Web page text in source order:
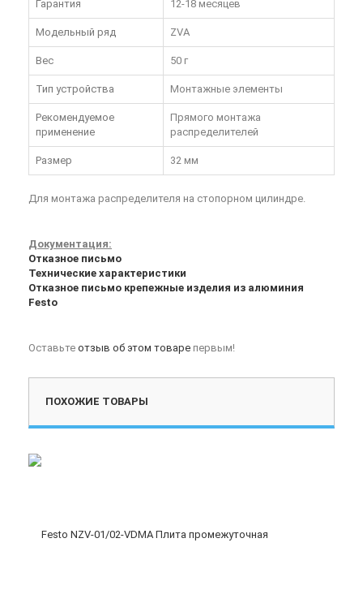
Гарантия 12-18 месяцев
Модельный ряд ZVA
Вес 50 г
Тип устройства Монтажные элементы
Рекомендуемое
применение
Прямого монтажа
распределителей
Размер 32 мм
Для монтажа распределителя на стопорном цилиндре.
Документация:
Отказное письмо
Технические характеристики
Отказное письмо крепежные изделия из алюминия
Festo
Оставьте отзыв об этом товаре первым!
ПОХОЖИЕ ТОВАРЫ